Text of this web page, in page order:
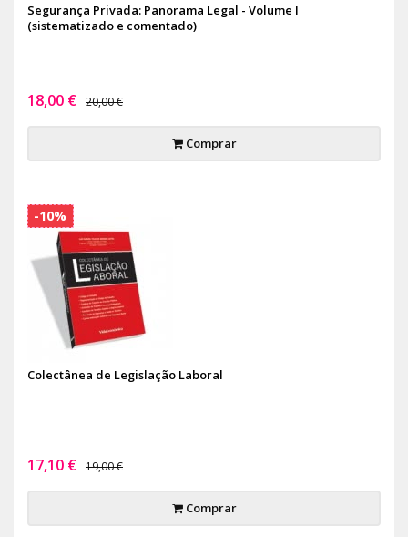
Segurança Privada: Panorama Legal - Volume I
(sistematizado e comentado)
18,00 € 20,00 €
Comprar
Colectânea de Legislação Laboral
17,10 € 19,00 €
Comprar
-10%